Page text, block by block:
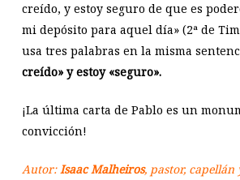
creído, y estoy seguro de que es
mi depósito para aquel día» (2ª de
usa tres palabras en la misma
creído» y estoy «seguro».
¡La última carta de Pablo es un
convicción!
Autor:Isaac Malheiros, pastor,